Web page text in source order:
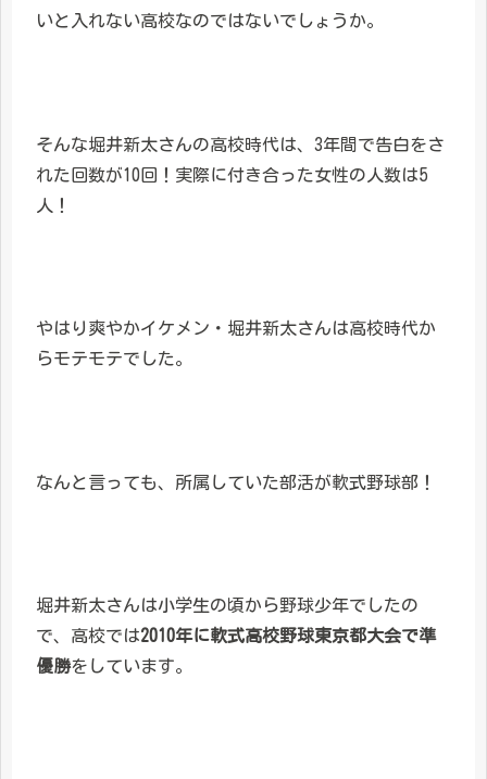
いと入れない高校なのではないでしょうか。
そんな堀井新太さんの高校時代は、3年間で告白をさ
れた回数が10回！実際に付き合った女性の人数は5
人！
やはり爽やかイケメン・堀井新太さんは高校時代か
らモテモテでした。
なんと言っても、所属していた部活が軟式野球部！
堀井新太さんは小学生の頃から野球少年でしたの
で、高校では2010年に軟式高校野球東京都大会で準
優勝をしています。